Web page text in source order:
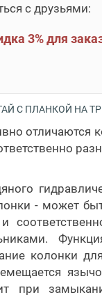
с друзьями:
3% для
С ПЛАНКОЙ НА
отличаются
- может
колонки
при